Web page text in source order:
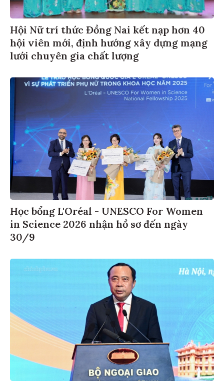
Hội Nữ trí thức Đồng Nai kết nạp hơn 40
hội viên mới, định hướng xây dựng mạng
lưới chuyên gia chất lượng
Học bổng L'Oréal - UNESCO For Women
in Science 2026 nhận hồ sơ đến ngày
30/9